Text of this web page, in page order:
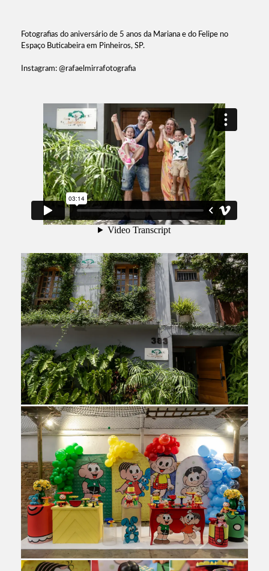
Fotografias do aniversário de 5 anos da Mariana e do Felipe no
Espaço Buticabeira em Pinheiros, SP.
Instagram: @rafaelmirrafotografia